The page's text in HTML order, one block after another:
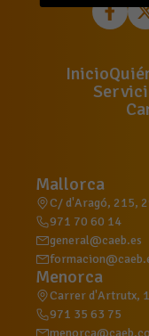
Inicio
Mallorca
C/ d'Aragó, 215,
971 70 60 14
general@caeb.es
Menorca
Carrer d'Artrutx,
971 35 63 75